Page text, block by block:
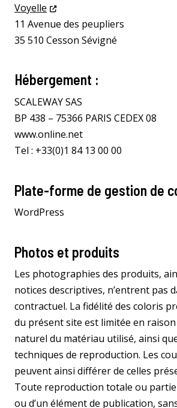
Voyelle
11 Avenue des peupliers
35 510 Cesson Sévigné
Hébergement :
SCALEWAY SAS
BP 438 – 75366 PARIS CEDEX 08
www.online.net
Tel : +33(0)1 84 13 00 00
Plate-forme de gestion de
WordPress
Photos et produits
Les photographies des produits,
notices descriptives, n’entrent pas
contractuel. La fidélité des coloris
du présent site est limitée en
naturel du matériau utilisé, ainsi
techniques de reproduction. Les
peuvent ainsi différer de celles
Toute reproduction totale ou
ou d’un élément de publication,